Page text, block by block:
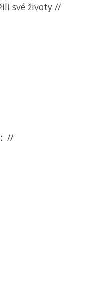
své životy //
//